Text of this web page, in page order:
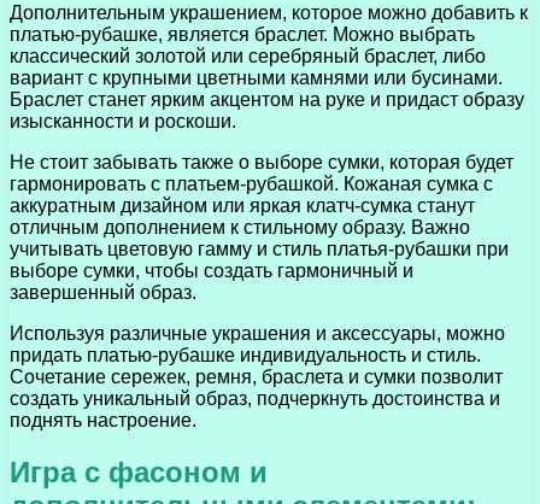
Дополнительным украшением, которое можно добавить к
платью-рубашке, является браслет. Можно выбрать
классический золотой или серебряный браслет, либо
вариант с крупными цветными камнями или бусинами.
Браслет станет ярким акцентом на руке и придаст образу
изысканности и роскоши.
Не стоит забывать также о выборе сумки, которая будет
гармонировать с платьем-рубашкой. Кожаная сумка с
аккуратным дизайном или яркая клатч-сумка станут
отличным дополнением к стильному образу. Важно
учитывать цветовую гамму и стиль платья-рубашки при
выборе сумки, чтобы создать гармоничный и
завершенный образ.
Используя различные украшения и аксессуары, можно
придать платью-рубашке индивидуальность и стиль.
Сочетание сережек, ремня, браслета и сумки позволит
создать уникальный образ, подчеркнуть достоинства и
поднять настроение.
Игра с фасоном и